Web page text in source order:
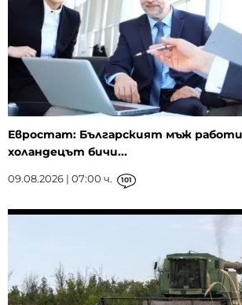
Евростат: Българският мъж работи
холандецът бичи...
09.08.2026 | 07:00 ч. 101